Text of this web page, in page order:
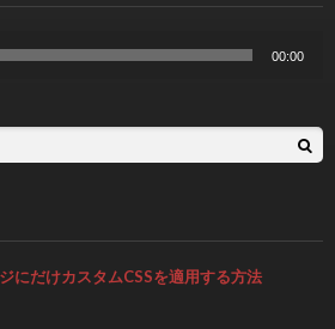
00:00
にだけカスタムCSSを適用する方法